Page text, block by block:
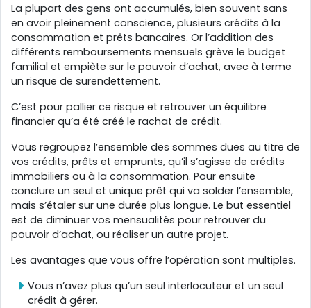
La plupart des gens ont accumulés, bien souvent sans
en avoir pleinement conscience, plusieurs crédits à la
consommation et prêts bancaires. Or l’addition des
différents remboursements mensuels grève le budget
familial et empiète sur le pouvoir d’achat, avec à terme
un risque de surendettement.
C’est pour pallier ce risque et retrouver un équilibre
financier qu’a été créé le rachat de crédit.
Vous regroupez l’ensemble des sommes dues au titre de
vos crédits, prêts et emprunts, qu’il s’agisse de crédits
immobiliers ou à la consommation. Pour ensuite
conclure un seul et unique prêt qui va solder l’ensemble,
mais s’étaler sur une durée plus longue. Le but essentiel
est de diminuer vos mensualités pour retrouver du
pouvoir d’achat, ou réaliser un autre projet.
Les avantages que vous offre l’opération sont multiples.
Vous n’avez plus qu’un seul interlocuteur et un seul
crédit à gérer.